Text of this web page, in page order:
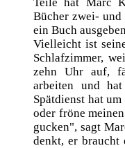
Bücher zwei-
ein Buch
Vielleicht ist
Schlafzimmer,
zehn Uhr auf,
arbeiten und
Spätdienst hat
oder fröne
gucken", sagt
denkt, er